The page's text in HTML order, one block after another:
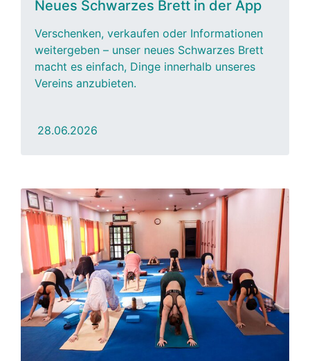
Neues Schwarzes Brett in der App
Verschenken, verkaufen oder Informationen
weitergeben – unser neues Schwarzes Brett
macht es einfach, Dinge innerhalb unseres
Vereins anzubieten.
28.06.2026